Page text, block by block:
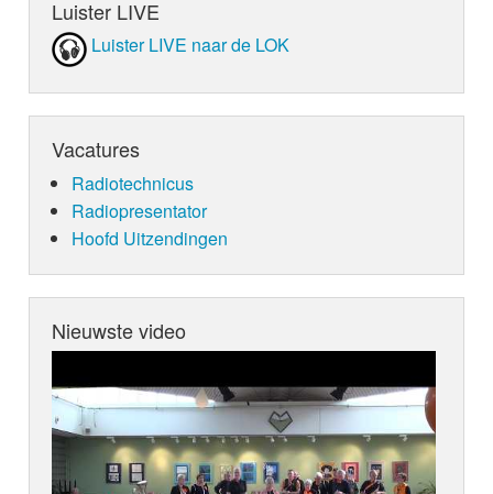
Luister LIVE
Luister LIVE naar de LOK
Vacatures
Radiotechnicus
Radiopresentator
Hoofd Uitzendingen
Nieuwste video